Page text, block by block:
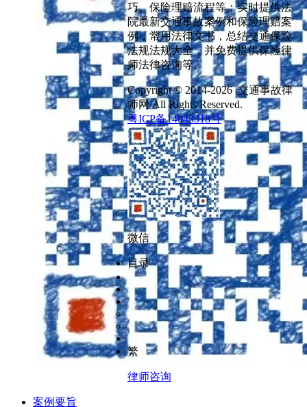
巧、保险理赔流程等；实时提供法
院最新交通事故案例和保险理赔案
例，常用法律文书，总结交通保险
法规法规大全，并免费提供保险律
师法律咨询等。
Copyright © 2014-2026 交通事故律
师网 All Rights Reserved.
粤ICP备14043318号
微信
目录
繁
律师咨询
案例要旨